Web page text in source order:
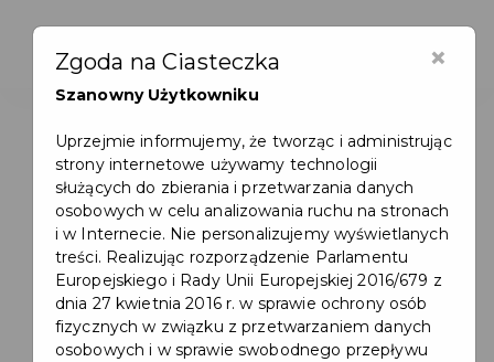
×
Zgoda na Ciasteczka
Szanowny Użytkowniku
Uprzejmie informujemy, że tworząc i administrując
strony internetowe używamy technologii
służących do zbierania i przetwarzania danych
osobowych w celu analizowania ruchu na stronach
i w Internecie. Nie personalizujemy wyświetlanych
treści. Realizując rozporządzenie Parlamentu
Europejskiego i Rady Unii Europejskiej 2016/679 z
dnia 27 kwietnia 2016 r. w sprawie ochrony osób
fizycznych w związku z przetwarzaniem danych
osobowych i w sprawie swobodnego przepływu